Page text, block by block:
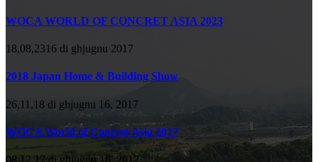
WOCA WORLD OF CONCRET ASIA 2023
18,08,2316 di ghjugnu 2017
2018 Japan Home & Building Show
26,11,18 di ghjugnu 16, 2017
WOCA World of Concret Asia 2017